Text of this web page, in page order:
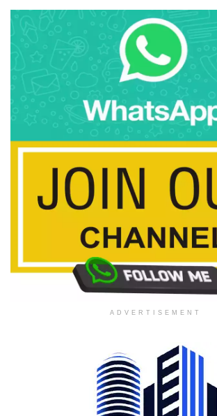
ADVERTISEMENT